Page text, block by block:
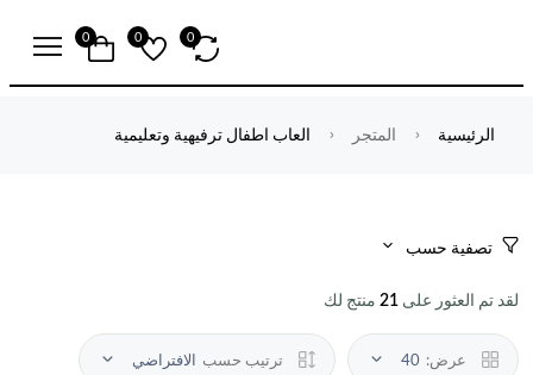
0
0
0
الرئيسية المتجر العاب اطفال ترفيهية وتعليمية
تصفية حسب
لقد تم العثور على 21 منتج لك
عرض: 40 ترتيب حسب الافتراضي